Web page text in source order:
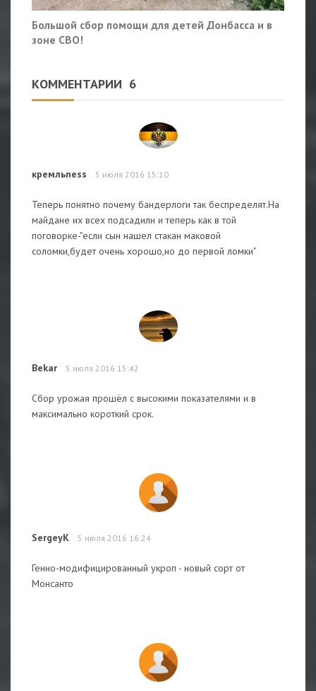
Большой сбор помощи для детей Донбасса и в
зоне СВО!
КОММЕНТАРИИ 6
кремльness 5 июля 2016 15:10
Теперь понятно почему бандерлоги так беспределят.На
майдане их всех подсадили и теперь как в той
поговорке-"если сын нашел стакан маковой
соломки,будет очень хорошо,но до первой ломки"
Bekar 5 июля 2016 15:42
Сбор урожая прошёл с высокими показателями и в
максимально короткий срок.
SergeyK 5 июля 2016 16:24
Генно-модифицированный укроп - новый сорт от
Монсанто